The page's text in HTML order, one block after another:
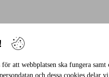
att webbplatsen ska fungera
och dessa cookies